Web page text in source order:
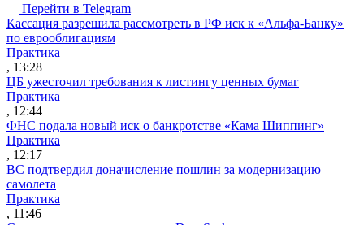
Перейти в Telegram
Кассация разрешила рассмотреть в РФ иск к «Альфа-Банку»
по еврооблигациям
Практика
, 13:28
ЦБ ужесточил требования к листингу ценных бумаг
Практика
, 12:44
ФНС подала новый иск о банкротстве «Кама Шиппинг»
Практика
, 12:17
ВС подтвердил доначисление пошлин за модернизацию
самолета
Практика
, 11:46